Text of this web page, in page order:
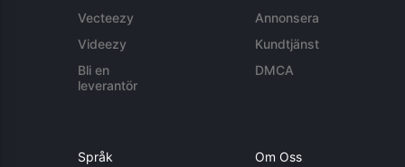
Vecteezy
Videezy
Bli en
leverantör
Annonsera
Kundtjänst
DMCA
Språk Om Oss